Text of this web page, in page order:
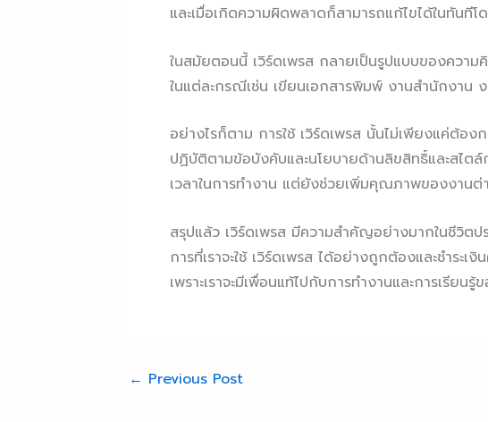
และเมื่อเกิดความผิดพลาดก็สามารถแก้ไขได้ในทันที
ในสมัยตอนนี้ เวิร์ดเพรส กลายเป็นรูปแบบของความ
ในแต่ละกรณีเช่น เขียนเอกสารพิมพ์ งานสำนักงาน ง
อย่างไรก็ตาม การใช้ เวิร์ดเพรส นั้นไม่เพียงแค่ต้อ
ปฏิบัติตามข้อบังคับและนโยบายด้านลิขสิทธิ์และสไตล์
เวลาในการทำงาน แต่ยังช่วยเพิ่มคุณภาพของงานต่
สรุปแล้ว เวิร์ดเพรส มีความสำคัญอย่างมากในชีวิตป
การที่เราจะใช้ เวิร์ดเพรส ได้อย่างถูกต้องและชำระ
เพราะเราจะมีเพื่อนแท้ไปกับการทำงานและการเรียนรู้
← Previous Post